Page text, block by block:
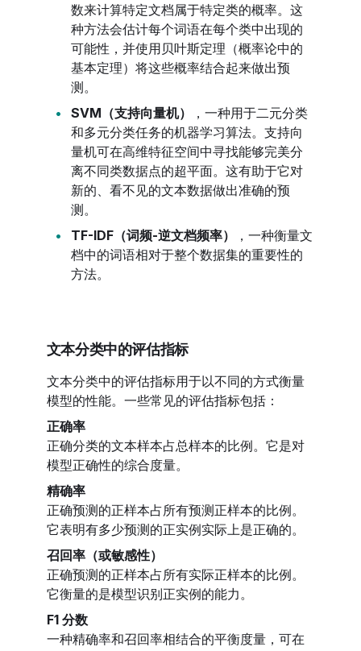
数来计算特定文档属于特定类的概率。这
种方法会估计每个词语在每个类中出现的
可能性，并使用贝叶斯定理（概率论中的
基本定理）将这些概率结合起来做出预
测。
SVM（支持向量机）
，一种用于二元分类
和多元分类任务的机器学习算法。支持向
量机可在高维特征空间中寻找能够完美分
离不同类数据点的超平面。这有助于它对
新的、看不见的文本数据做出准确的预
测。
TF-IDF（词频-逆文档频率）
，一种衡量文
档中的词语相对于整个数据集的重要性的
方法。
文本分类中的评估指标
文本分类中的评估指标用于以不同的方式衡量
模型的性能。一些常见的评估指标包括：
正确率
正确分类的文本样本占总样本的比例。它是对
模型正确性的综合度量。
精确率
正确预测的正样本占所有预测正样本的比例。
它表明有多少预测的正实例实际上是正确的。
召回率（或敏感性）
正确预测的正样本占所有实际正样本的比例。
它衡量的是模型识别正实例的能力。
F1 分数
一种精确率和召回率相结合的平衡度量，可在